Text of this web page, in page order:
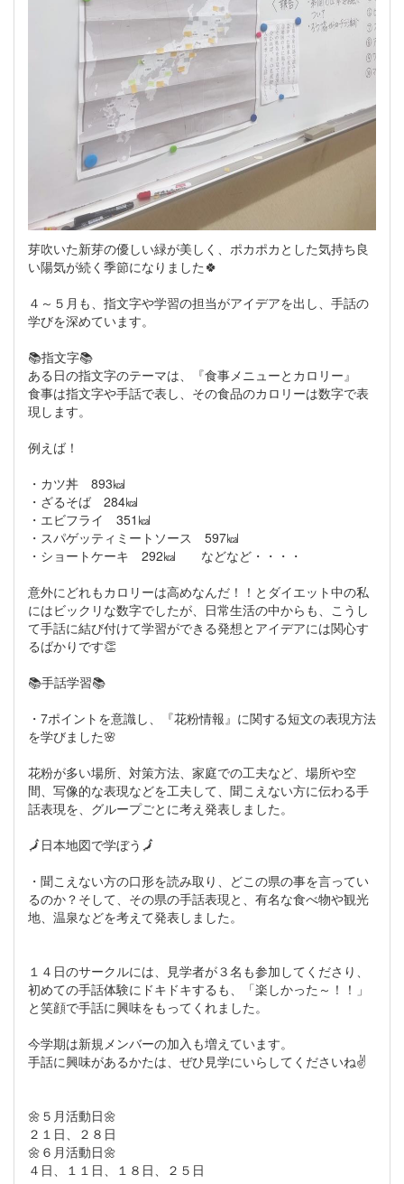
芽吹いた新芽の優しい緑が美しく、ポカポカとした気持ち良
い陽気が続く季節になりました🍀
４～５月も、指文字や学習の担当がアイデアを出し、手話の
学びを深めています。
📚指文字📚
ある日の指文字のテーマは、『食事メニューとカロリー』
食事は指文字や手話で表し、その食品のカロリーは数字で表
現します。
例えば！
・カツ丼 893㎉
・ざるそば 284㎉
・エビフライ 351㎉
・スパゲッティミートソース 597㎉
・ショートケーキ 292㎉ などなど・・・・
意外にどれもカロリーは高めなんだ！！とダイエット中の私
にはビックリな数字でしたが、日常生活の中からも、こうし
て手話に結び付けて学習ができる発想とアイデアには関心す
るばかりです👏
📚手話学習📚
・7ポイントを意識し、『花粉情報』に関する短文の表現方法
を学びました🌸
花粉が多い場所、対策方法、家庭での工夫など、場所や空
間、写像的な表現などを工夫して、聞こえない方に伝わる手
話表現を、グループごとに考え発表しました。
🗾日本地図で学ぼう🗾
・聞こえない方の口形を読み取り、どこの県の事を言ってい
るのか？そして、その県の手話表現と、有名な食べ物や観光
地、温泉などを考えて発表しました。
１４日のサークルには、見学者が３名も参加してくださり、
初めての手話体験にドキドキするも、「楽しかった～！！」
と笑顔で手話に興味をもってくれました。
今学期は新規メンバーの加入も増えています。
手話に興味があるかたは、ぜひ見学にいらしてくださいね✌
🌼５月活動日🌼
２１日、２８日
🌼６月活動日🌼
４日、１１日、１８日、２５日